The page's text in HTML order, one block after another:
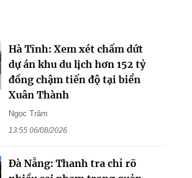
Hà Tĩnh: Xem xét chấm dứt
dự án khu du lịch hơn 152 tỷ
đồng chậm tiến độ tại biển
Xuân Thành
Ngọc Trâm
13:55 06/08/2026
Đà Nẵng: Thanh tra chỉ rõ